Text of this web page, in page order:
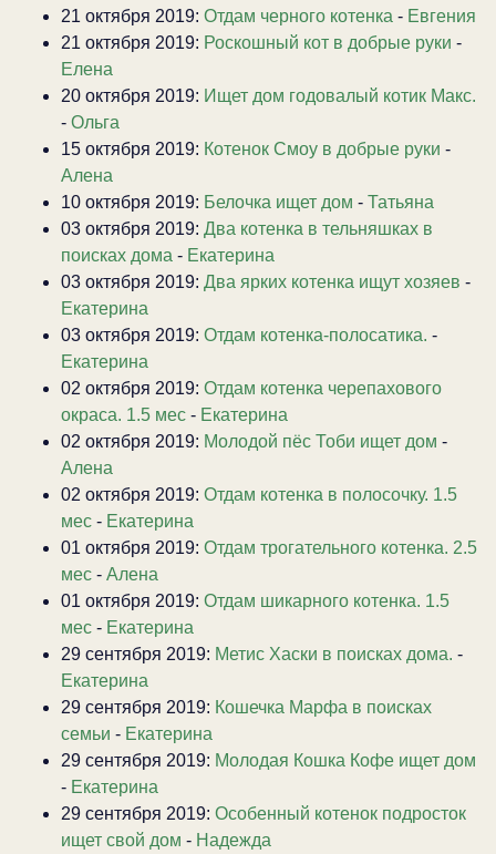
21 октября 2019: Отдам черного котенка - Евгения
21 октября 2019: Роскошный кот в добрые руки -
Елена
20 октября 2019: Ищет дом годовалый котик Макс.
- Ольга
15 октября 2019: Котенок Смоу в добрые руки -
Алена
10 октября 2019: Белочка ищет дом - Татьяна
03 октября 2019: Два котенка в тельняшках в
поисках дома - Екатерина
03 октября 2019: Два ярких котенка ищут хозяев -
Екатерина
03 октября 2019: Отдам котенка-полосатика. -
Екатерина
02 октября 2019: Отдам котенка черепахового
окраса. 1.5 мес - Екатерина
02 октября 2019: Молодой пёс Тоби ищет дом -
Алена
02 октября 2019: Отдам котенка в полосочку. 1.5
мес - Екатерина
01 октября 2019: Отдам трогательного котенка. 2.5
мес - Алена
01 октября 2019: Отдам шикарного котенка. 1.5
мес - Екатерина
29 сентября 2019: Метис Хаски в поисках дома. -
Екатерина
29 сентября 2019: Кошечка Марфа в поисках
семьи - Екатерина
29 сентября 2019: Молодая Кошка Кофе ищет дом
- Екатерина
29 сентября 2019: Особенный котенок подросток
ищет свой дом - Надежда